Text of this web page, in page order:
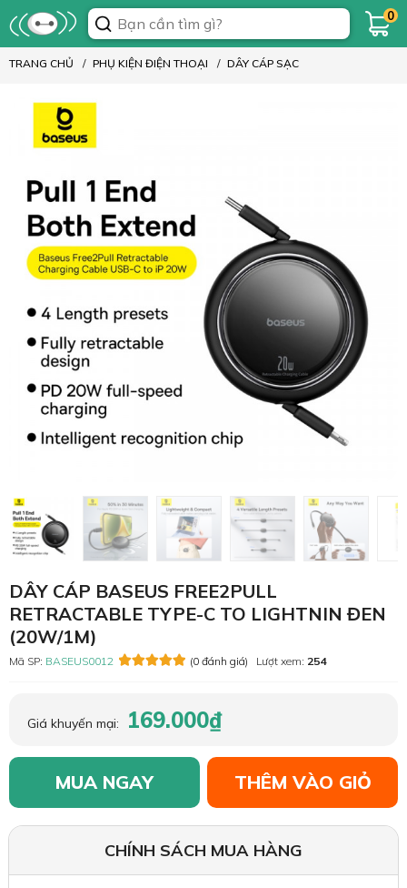
0
TRANG CHỦ PHỤ KIỆN ĐIỆN THOẠI DÂY CÁP SẠC
DÂY CÁP BASEUS FREE2PULL
RETRACTABLE TYPE-C TO LIGHTNIN ĐEN
(20W/1M)
Mã SP: BASEUS0012 (0 đánh giá) Lượt xem: 254
Giá khuyến mại: 169.000₫
MUA NGAY THÊM VÀO GIỎ
CHÍNH SÁCH MUA HÀNG